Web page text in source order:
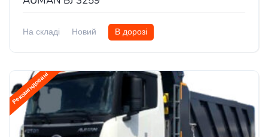
На складі Новий В дорозі
Рекомендовані